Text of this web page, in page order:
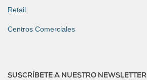
Retail
Centros Comerciales
SUSCRÍBETE A NUESTRO NEWSLETTER